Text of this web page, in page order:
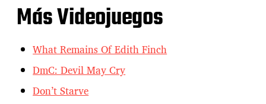
Más Videojuegos
What Remains Of Edith Finch
DmC: Devil May Cry
Don’t Starve